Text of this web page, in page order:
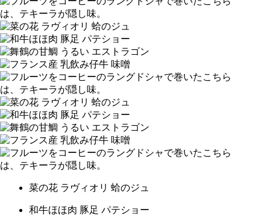
菜の花 ラヴィオリ 蛤のジュ
和牛ほほ肉 豚足 パテショー